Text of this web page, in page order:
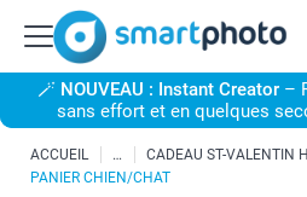
🪄 NOUVEAU : Instant Creator–
sans effort et en quelques
ACCUEIL
CADEAU ST-VALENTIN
PANIER CHIEN/CHAT